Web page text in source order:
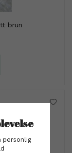
brun
personlig